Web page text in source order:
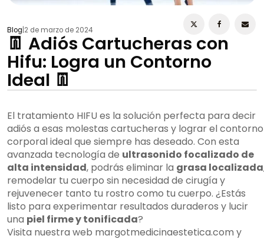
Blog 2 de marzo de 2024
👖 Adiós Cartucheras con
Hifu: Logra un Contorno
Ideal 👖
El tratamiento HIFU es la solución perfecta para decir
adiós a esas molestas cartucheras y lograr el contorno
corporal ideal que siempre has deseado. Con esta
avanzada tecnología de ultrasonido focalizado de
alta intensidad, podrás eliminar la grasa localizada
remodelar tu cuerpo sin necesidad de cirugía y
rejuvenecer tanto tu rostro como tu cuerpo. ¿Estás
listo para experimentar resultados duraderos y lucir
una piel firme y tonificada?
Visita nuestra web margotmedicinaestetica.com y